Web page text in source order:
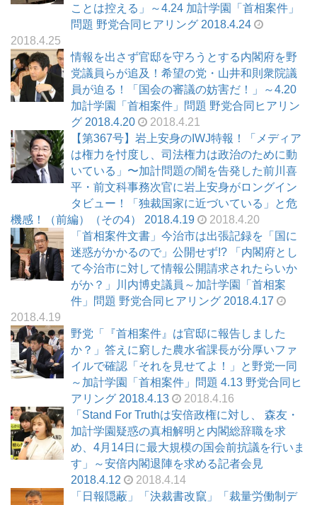
ことは控える」～4.24 加計学園「首相案件」
問題 野党合同ヒアリング 2018.4.24
2018.4.25
情報を出さず官邸を守ろうとする内閣府を野
党議員らが追及！希望の党・山井和則衆院議
員が迫る！「国会の審議の妨害だ！」～4.20
加計学園「首相案件」問題 野党合同ヒアリン
グ 2018.4.20
2018.4.21
【第367号】岩上安身のIWJ特報！「メディア
は権力を忖度し、司法権力は政治のために動
いている」〜加計問題の闇を告発した前川喜
平・前文科事務次官に岩上安身がロングイン
タビュー！「独裁国家に近づいている」と危
機感！（前編）（その4） 2018.4.19
2018.4.20
「首相案件文書」今治市は出張記録を「国に
迷惑がかかるので」公開せず!? 「内閣府とし
て今治市に対して情報公開請求されたらいか
がか？」川内博史議員～加計学園「首相案
件」問題 野党合同ヒアリング 2018.4.17
2018.4.19
野党「『首相案件』は官邸に報告しました
か？」答えに窮した農水省課長が分厚いファ
イルで確認「それを見せてよ！」と野党一同
～加計学園「首相案件」問題 4.13 野党合同ヒ
アリング 2018.4.13
2018.4.16
「Stand For Truthは安倍政権に対し、 森友・
加計学園疑惑の真相解明と内閣総辞職を求
め、4月14日に最大規模の国会前抗議を行いま
す」～安倍内閣退陣を求める記者会見
2018.4.12
2018.4.14
「日報隠蔽」「決裁書改竄」「裁量労働制デ